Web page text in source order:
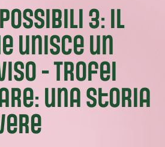
3: il
unisce un
- Trofei
una storia